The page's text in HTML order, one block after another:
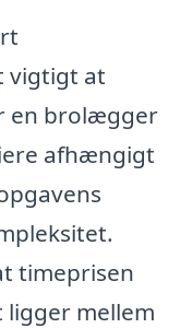
vigtigt at
en brolægger
afhængigt
timeprisen
mellem